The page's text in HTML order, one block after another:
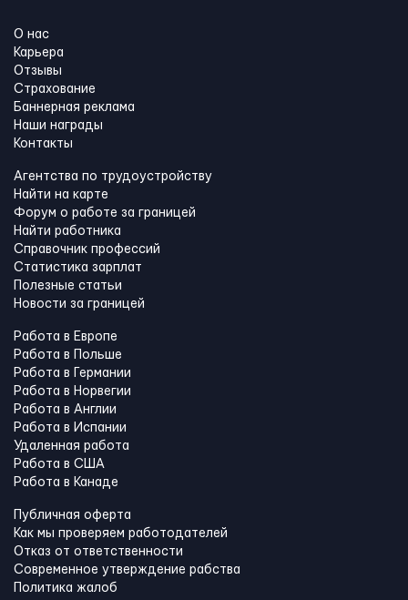
О нас
Карьера
Отзывы
Страхование
Баннерная реклама
Наши награды
Контакты
Агентства по трудоустройству
Найти на карте
Форум о работе за границей
Найти работника
Справочник профессий
Статистика зарплат
Полезные статьи
Новости за границей
Работа в Европе
Работа в Польше
Работа в Германии
Работа в Норвегии
Работа в Англии
Работа в Испании
Удаленная работа
Работа в США
Работа в Канадe
Публичная оферта
Как мы проверяем работодателей
Отказ от ответственности
Современное утверждение рабства
Политика жалоб